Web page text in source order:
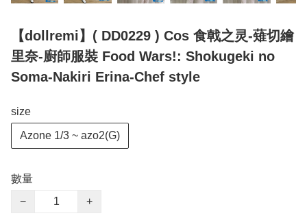
【dollremi】( DD0229 ) Cos 食戟之灵-薙切繪
里奈-廚師服裝 Food Wars!: Shokugeki no
Soma-Nakiri Erina-Chef style
size
Azone 1/3 ~ azo2(G)
數量
−
+